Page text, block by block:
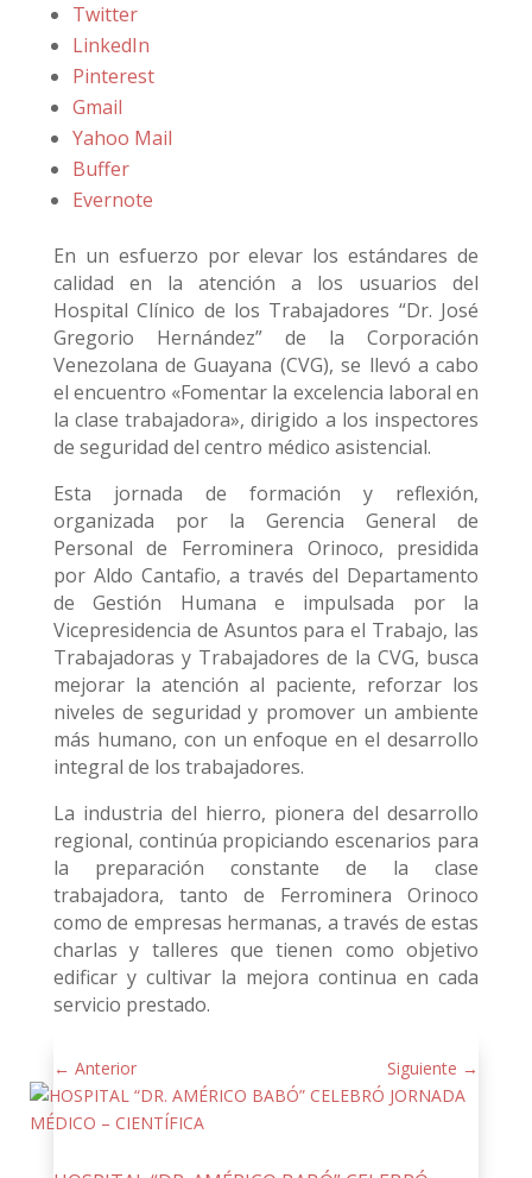
Twitter
LinkedIn
Pinterest
Gmail
Yahoo Mail
Buffer
Evernote
En un esfuerzo por elevar los estándares de
calidad en la atención a los usuarios del
Hospital Clínico de los Trabajadores “Dr. José
Gregorio Hernández” de la Corporación
Venezolana de Guayana (CVG), se llevó a cabo
el encuentro «Fomentar la excelencia laboral en
la clase trabajadora», dirigido a los inspectores
de seguridad del centro médico asistencial.
Esta jornada de formación y reflexión,
organizada por la Gerencia General de
Personal de Ferrominera Orinoco, presidida
por Aldo Cantafio, a través del Departamento
de Gestión Humana e impulsada por la
Vicepresidencia de Asuntos para el Trabajo, las
Trabajadoras y Trabajadores de la CVG, busca
mejorar la atención al paciente, reforzar los
niveles de seguridad y promover un ambiente
más humano, con un enfoque en el desarrollo
integral de los trabajadores.
La industria del hierro, pionera del desarrollo
regional, continúa propiciando escenarios para
la preparación constante de la clase
trabajadora, tanto de Ferrominera Orinoco
como de empresas hermanas, a través de estas
charlas y talleres que tienen como objetivo
edificar y cultivar la mejora continua en cada
servicio prestado.
← Anterior Siguiente →